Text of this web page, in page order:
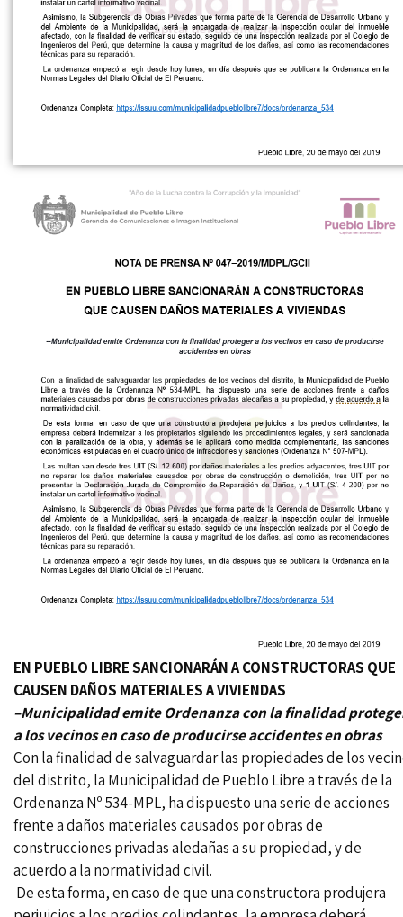
EN PUEBLO LIBRE SANCIONARÁN A CONSTRUCTORAS QUE
CAUSEN DAÑOS MATERIALES A VIVIENDAS
–Municipalidad emite Ordenanza con la finalidad
a los vecinos en caso de producirse accidentes en obras
Con la finalidad de salvaguardar las propiedades de los
del distrito, la Municipalidad de Pueblo Libre a través de la
Ordenanza Nº 534-MPL, ha dispuesto una serie de acciones
frente a daños materiales causados por obras de
construcciones privadas aledañas a su propiedad, y de
acuerdo a la normatividad civil.
De esta forma, en caso de que una constructora produjera